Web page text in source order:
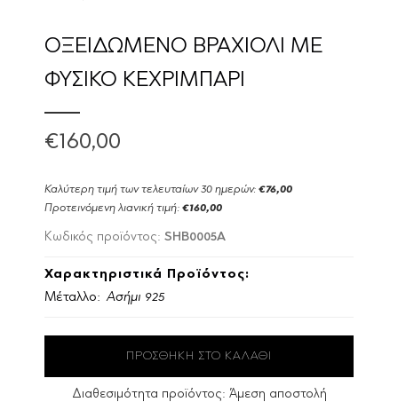
ΟΞΕΙΔΩΜΕΝΟ ΒΡΑΧΙΟΛΙ ΜΕ
ΦΥΣΙΚΟ ΚΕΧΡΙΜΠΑΡΙ
€160,00
Καλύτερη τιμή των τελευταίων 30 ημερών: €76,00
Προτεινόμενη λιανική τιμή: €160,00
Κωδικός προϊόντος: SHB0005A
Χαρακτηριστικά Προϊόντος:
Μέταλλο: Ασήμι 925
Διαθεσιμότητα προϊόντος: Άμεση αποστολή